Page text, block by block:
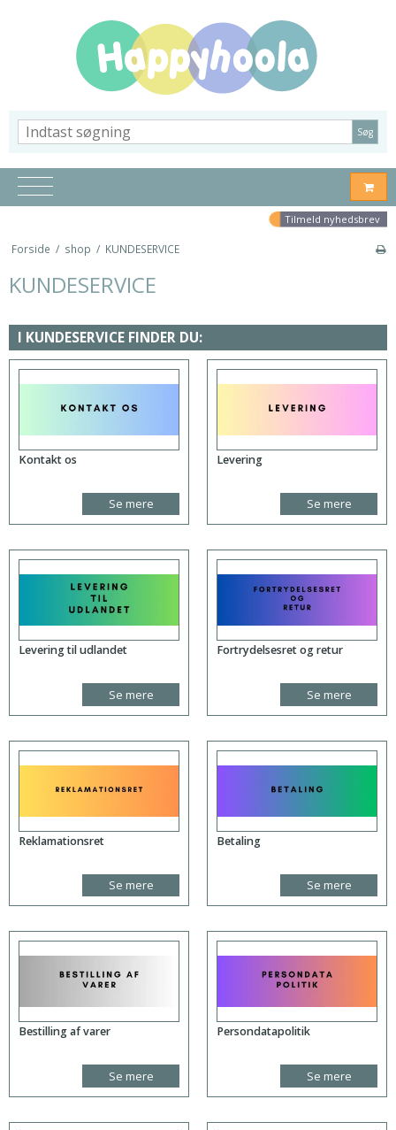
Søg
Tilmeld nyhedsbrev
Forside / shop / KUNDESERVICE
KUNDESERVICE
I KUNDESERVICE FINDER DU:
Kontakt os
Se mere
Levering
Se mere
Levering til udlandet
Se mere
Fortrydelsesret og retur
Se mere
Reklamationsret
Se mere
Betaling
Se mere
Bestilling af varer
Se mere
Persondatapolitik
Se mere